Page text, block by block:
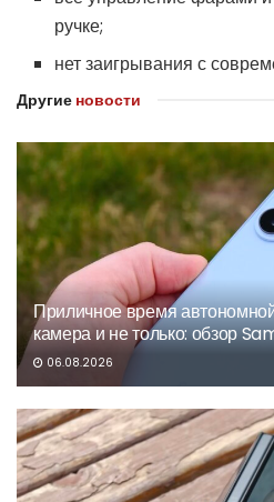
ручке;
нет заигрывания с
Другие новости
Приличное время
камера и не только: обзор
06.08.2026